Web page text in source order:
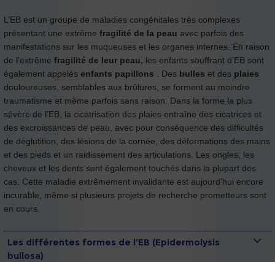
L’EB est un groupe de maladies congénitales très complexes
présentant une extrême fragilité de la peau avec parfois des
manifestations sur les muqueuses et les organes internes. En raison
de l’extrême fragilité de leur peau, les enfants souffrant d’EB sont
également appelés enfants papillons . Des bulles et des plaies
douloureuses, semblables aux brûlures, se forment au moindre
traumatisme et même parfois sans raison. Dans la forme la plus
sévère de l’EB, la cicatrisation des plaies entraîne des cicatrices et
des excroissances de peau, avec pour conséquence des difficultés
de déglutition, des lésions de la cornée, des déformations des mains
et des pieds et un raidissement des articulations. Les ongles, les
cheveux et les dents sont également touchés dans la plupart des
cas. Cette maladie extrêmement invalidante est aujourd’hui encore
incurable, même si plusieurs projets de recherche prometteurs sont
en cours.
Les différentes formes de l’EB (Epidermolysis
bullosa)